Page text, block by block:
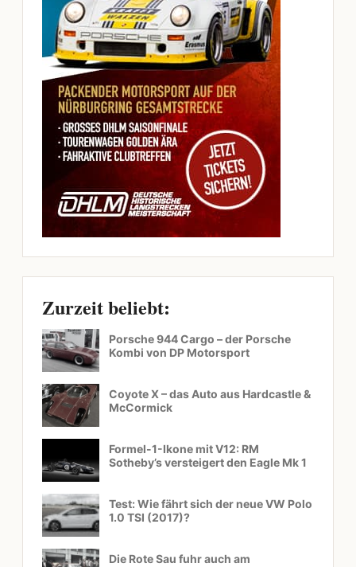
Zurzeit beliebt:
Porsche 944 Cargo – der Porsche
Kombi von DP Motorsport
Coyote X – das Auto aus Hardcastle &
McCormick
Formel-1-Ikone mit V12: RM
Sotheby’s versteigert den Eagle Mk 1
Test: Wie fährt sich der neue VW Polo
1.0 TSI (2017)?
Die Rote Sau fuhr auch am